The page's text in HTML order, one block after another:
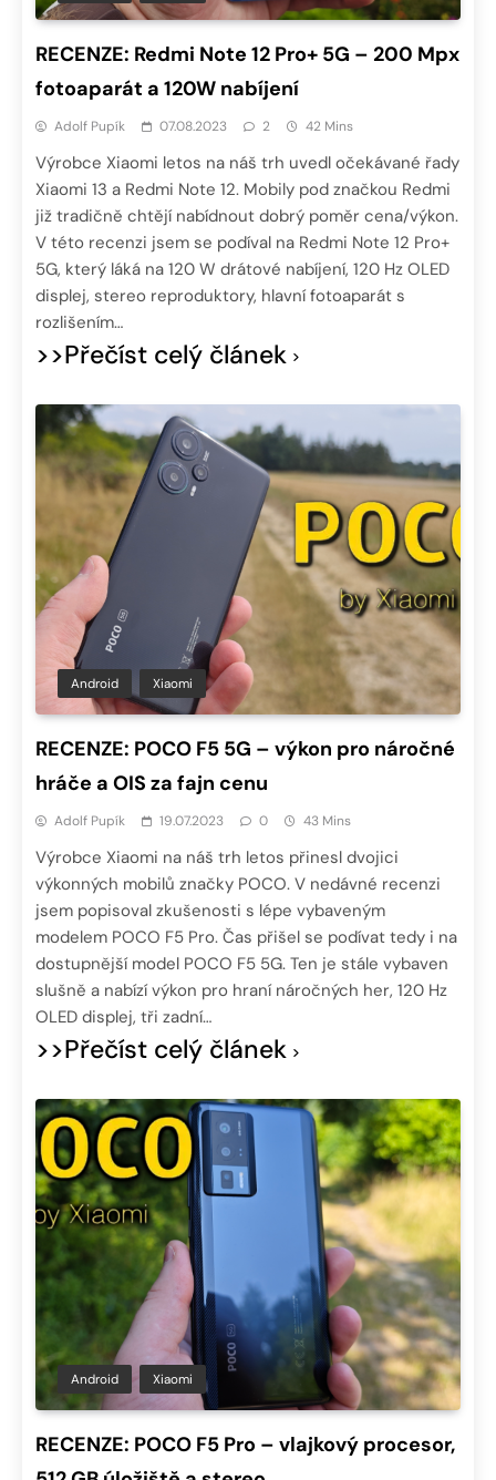
RECENZE: Redmi Note 12 Pro+ 5G – 200 Mpx
fotoaparát a 120W nabíjení
Adolf Pupík 07.08.2023 2 42 Mins
Výrobce Xiaomi letos na náš trh uvedl očekávané řady
Xiaomi 13 a Redmi Note 12. Mobily pod značkou Redmi
již tradičně chtějí nabídnout dobrý poměr cena/výkon.
V této recenzi jsem se podíval na Redmi Note 12 Pro+
5G, který láká na 120 W drátové nabíjení, 120 Hz OLED
displej, stereo reproduktory, hlavní fotoaparát s
rozlišením…
>>Přečíst celý článek
Android Xiaomi
RECENZE: POCO F5 5G – výkon pro náročné
hráče a OIS za fajn cenu
Adolf Pupík 19.07.2023 0 43 Mins
Výrobce Xiaomi na náš trh letos přinesl dvojici
výkonných mobilů značky POCO. V nedávné recenzi
jsem popisoval zkušenosti s lépe vybaveným
modelem POCO F5 Pro. Čas přišel se podívat tedy i na
dostupnější model POCO F5 5G. Ten je stále vybaven
slušně a nabízí výkon pro hraní náročných her, 120 Hz
OLED displej, tři zadní…
>>Přečíst celý článek
Android Xiaomi
RECENZE: POCO F5 Pro – vlajkový procesor,